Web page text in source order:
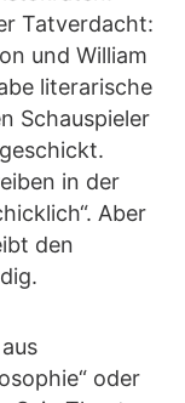
Tatverdacht:
und William
literarische
Schauspieler
in der
Aber
den
oder